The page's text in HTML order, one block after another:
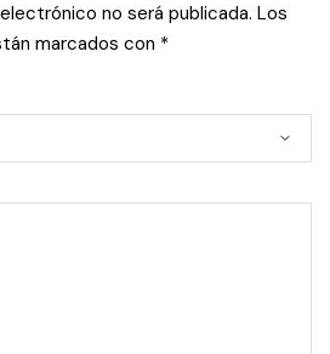
no será publicada. Los
marcados con *